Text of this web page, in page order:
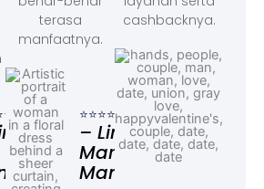
terasa
manfaatnya.
⭐⭐⭐⭐⭐
– Linda,
Marketing
Manager
cashbacknya.